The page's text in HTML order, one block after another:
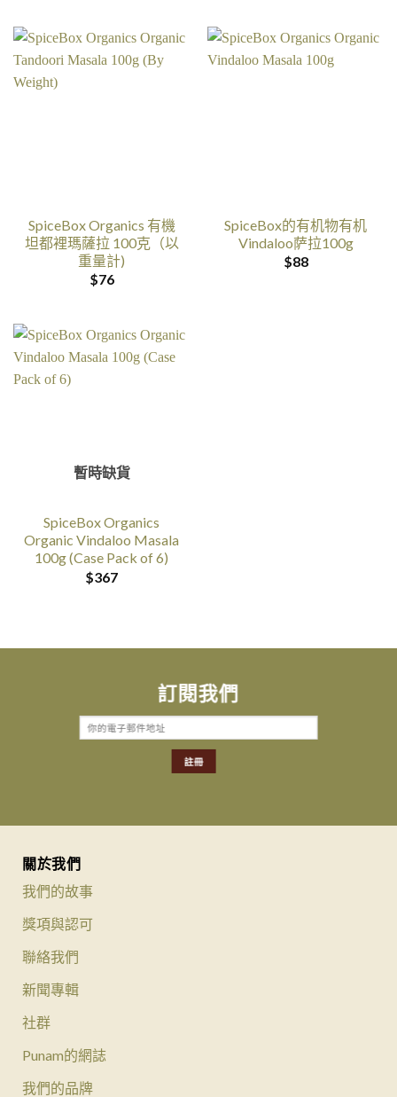
SpiceBox Organics 有機
坦都裡瑪薩拉 100克（以
重量計)
$76
SpiceBox的有机物有机
Vindaloo萨拉100g
$88
暫時缺貨
SpiceBox Organics
Organic Vindaloo Masala
100g (Case Pack of 6)
$367
訂閱我們
關於我們
我們的故事
獎項與認可
聯絡我們
新聞專輯
社群
Punam的網誌
我們的品牌